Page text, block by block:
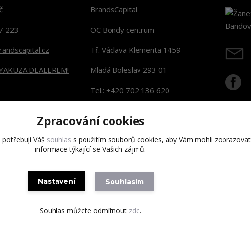
223
DEALEREM!
BrandsCapital
OC Bondy centrum
Tř. Václava Klementa 1459
Mladá Boleslav 293 01
Tel.: +420 702 136 620
Copyright 2020 BrandsCapital s.r.o.
Zpracování cookies
Váš souhlas s použitím souborů cookies, aby Vám mohli zobrazovat
informace týkající se Vašich zájmů.
Nastavení Souhlasím
Souhlas můžete odmítnout zde.